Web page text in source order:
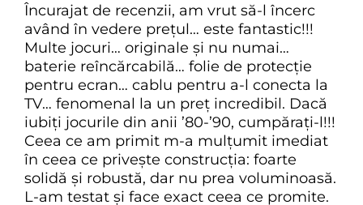
Încurajat de recenzii, am vrut să-l încerc
având în vedere prețul… este fantastic!!!
Multe jocuri… originale și nu numai…
baterie reîncărcabilă… folie de protecție
pentru ecran… cablu pentru a-l conecta la
TV… fenomenal la un preț incredibil. Dacă
iubiți jocurile din anii ’80-’90, cumpărați-l!!!
Ceea ce am primit m-a mulțumit imediat
în ceea ce privește construcția: foarte
solidă și robustă, dar nu prea voluminoasă.
L-am testat și face exact ceea ce promite.